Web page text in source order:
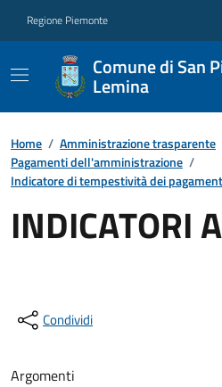
Regione Piemonte
Comune di San
Lemina
Home / Amministrazione trasparente
Pagamenti dell'amministrazione /
Indicatore di tempestività dei
INDICATORI
Condividi
Argomenti